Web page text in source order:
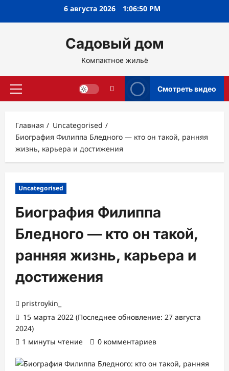
6 августа 2026 1:06:51 PM
Садовый дом
Компактное жильё
Основное
Смотреть видео
Главная
Uncategorised
Биография Филиппа Бледного — кто он такой, ранняя
жизнь, карьера и достижения
Uncategorised
Биография Филиппа
Бледного — кто он такой,
ранняя жизнь, карьера и
достижения
pristroykin_
15 марта 2022 (Последнее обновление: 27 августа
2024)
1 минуты чтение
0 комментариев